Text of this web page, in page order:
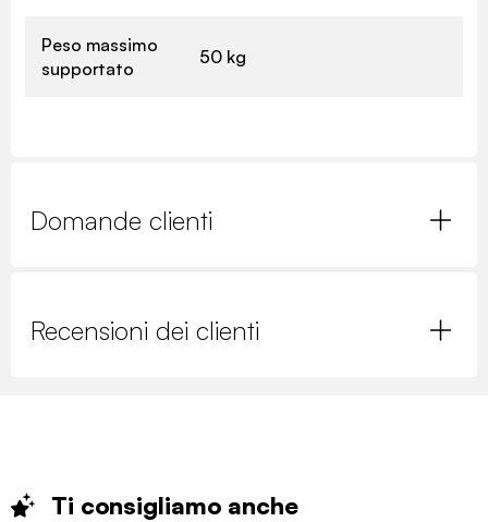
Peso massimo
supportato
50 kg
Domande clienti
Recensioni dei clienti
Ti consigliamo anche